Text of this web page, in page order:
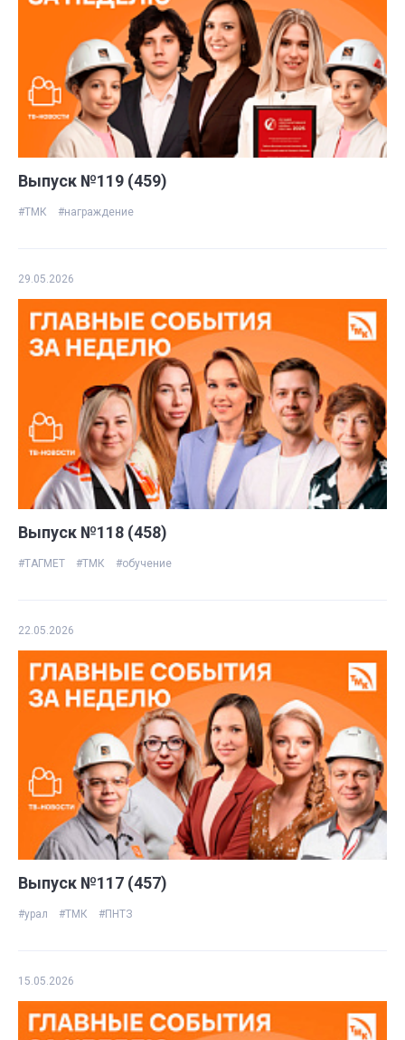
Выпуск №119 (459)
#ТМК #награждение
29.05.2026
Выпуск №118 (458)
#ТАГМЕТ #ТМК #обучение
22.05.2026
Выпуск №117 (457)
#урал #ТМК #ПНТЗ
15.05.2026